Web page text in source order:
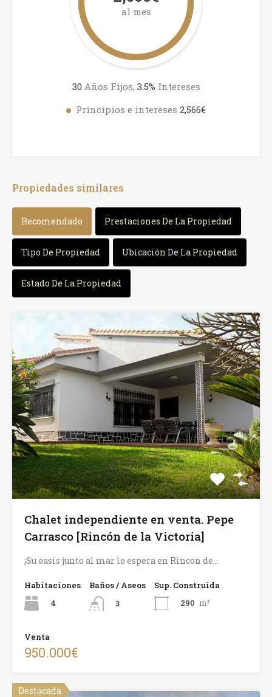
al mes
30Años Fijos, 3.5% Intereses
Principios e intereses 2,566€
Propiedades similares
Recomendado Prestaciones De La Propiedad
Tipo De Propiedad Ubicación De La Propiedad
Estado De La Propiedad
Chalet independiente en venta. Pepe
Carrasco [Rincón de la Victoria]
¡Su oasis junto al mar le espera en Rincon de…
Habitaciones
4
Baños / Aseos
3
Sup. Construida
290 m²
Venta
950.000€
Destacada